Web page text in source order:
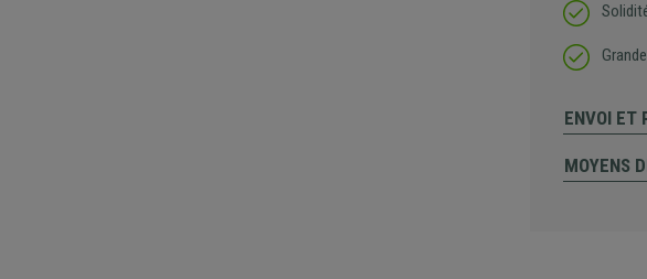
ENVOI ET
MOYENS